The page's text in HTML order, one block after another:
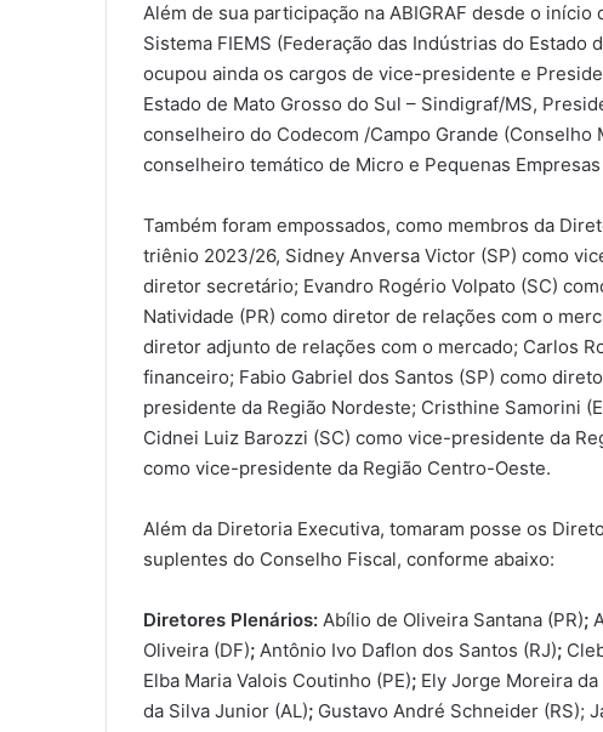
Além de sua participação na ABIGRAF desde o
Sistema FIEMS (Federação das Indústrias do Estado
ocupou ainda os cargos de vice-presidente e
Estado de Mato Grosso do Sul – Sindigraf/MS,
conselheiro do Codecom /Campo Grande
conselheiro temático de Micro e Pequenas
Também foram empossados, como membros da
triênio 2023/26, Sidney Anversa Victor (SP) como
diretor secretário; Evandro Rogério Volpato (SC)
Natividade (PR) como diretor de relações com o
diretor adjunto de relações com o mercado; Carlos
financeiro; Fabio Gabriel dos Santos (SP) como
presidente da Região Nordeste; Cristhine Samorini
Cidnei Luiz Barozzi (SC) como vice-presidente da
como vice-presidente da Região Centro-Oeste.
Além da Diretoria Executiva, tomaram posse os
suplentes do Conselho Fiscal, conforme abaixo:
Diretores Plenários: Abílio de Oliveira Santana (PR);
Oliveira (DF); Antônio Ivo Daflon dos Santos (RJ);
Elba Maria Valois Coutinho (PE); Ely Jorge Moreira da
da Silva Junior (AL); Gustavo André Schneider (RS);